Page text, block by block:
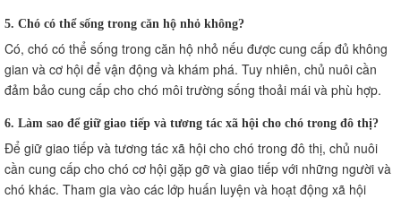
5. Chó có thể sống trong căn hộ nhỏ không?
Có, chó có thể sống trong căn hộ nhỏ nếu được cung cấp đủ không
gian và cơ hội để vận động và khám phá. Tuy nhiên, chủ nuôi cần
đảm bảo cung cấp cho chó môi trường sống thoải mái và phù hợp.
6. Làm sao để giữ giao tiếp và tương tác xã hội cho chó trong đô thị?
Để giữ giao tiếp và tương tác xã hội cho chó trong đô thị, chủ nuôi
cần cung cấp cho chó cơ hội gặp gỡ và giao tiếp với những người và
chó khác. Tham gia vào các lớp huấn luyện và hoạt động xã hội